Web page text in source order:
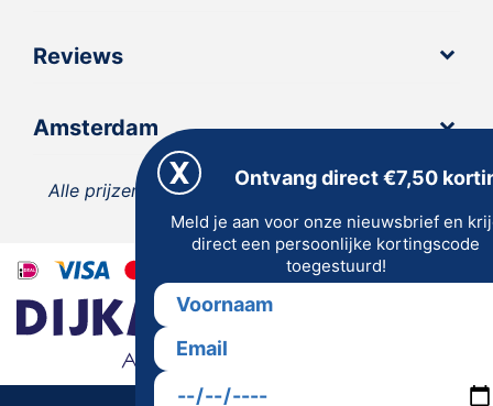
Reviews
Amsterdam
Alle prijzen zijn inclusief 21% BTW, tenzij anders
vermeld.
Ontvang direct €7,50
Meld je aan voor onze nieuwsbrief en
direct een persoonlijke kortingscode
toegestuurd!